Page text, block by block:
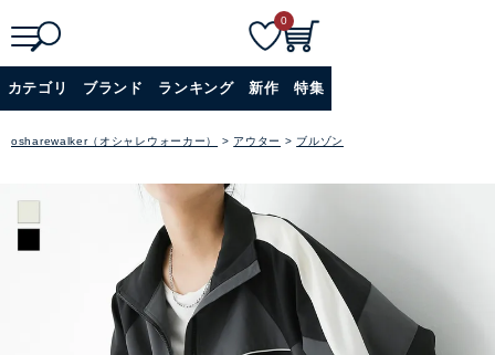
詳細検索
0
カテゴリ ブランド ランキング 新作 特集
osharewalker（オシャレウォーカー） アウター ブルゾン